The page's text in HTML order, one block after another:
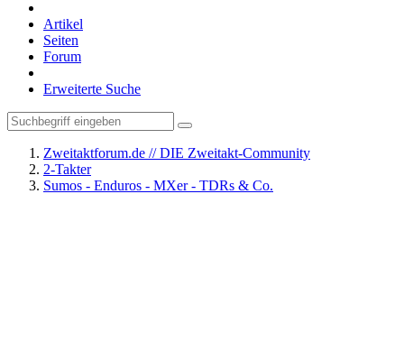
Artikel
Seiten
Forum
Erweiterte Suche
Zweitaktforum.de // DIE Zweitakt-Community
2-Takter
Sumos - Enduros - MXer - TDRs & Co.